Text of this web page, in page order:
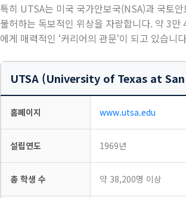
특히 UTSA는 미국 국가안보국(NSA)과 국토안
불허하는 독보적인 위상을 자랑합니다. 약 3만
에게 매력적인 ‘커리어의 관문‘이 되고 있습니다
UTSA (University of Texas at
홈페이지 www.utsa.edu
설립연도 1969년
총 학생 수 약 38,200명 이상